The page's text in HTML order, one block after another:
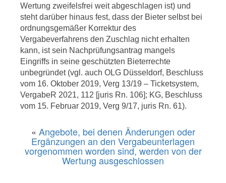
Wertung zweifelsfrei weit abgeschlagen ist) und
steht darüber hinaus fest, dass der Bieter selbst bei
ordnungsgemäßer Korrektur des
Vergabeverfahrens den Zuschlag nicht erhalten
kann, ist sein Nachprüfungsantrag mangels
Eingriffs in seine geschützten Bieterrechte
unbegründet (vgl. auch OLG Düsseldorf, Beschluss
vom 16. Oktober 2019, Verg 13/19 – Ticketsystem,
VergabeR 2021, 112 [juris Rn. 106]; KG, Beschluss
vom 15. Februar 2019, Verg 9/17, juris Rn. 61).
« Angebote, bei denen Änderungen oder
Ergänzungen an den Vergabeunterlagen
vorgenommen worden sind, werden von der
Wertung ausgeschlossen